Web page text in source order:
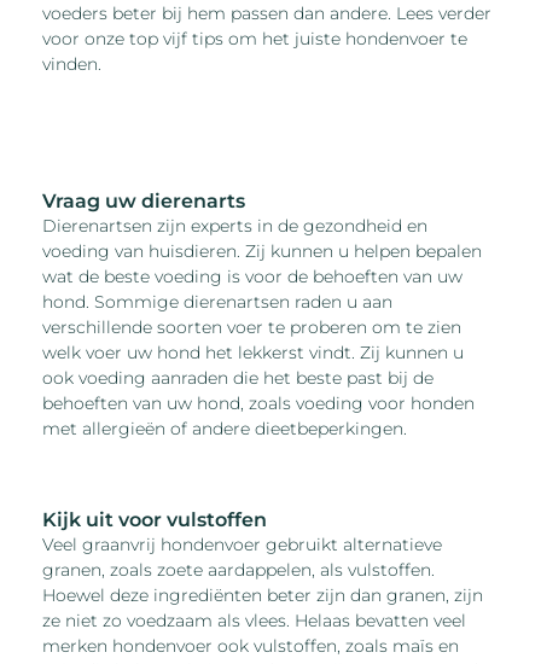
voeders beter bij hem passen dan andere. Lees verder
voor onze top vijf tips om het juiste hondenvoer te
vinden.
Vraag uw dierenarts
Dierenartsen zijn experts in de gezondheid en
voeding van huisdieren. Zij kunnen u helpen bepalen
wat de beste voeding is voor de behoeften van uw
hond. Sommige dierenartsen raden u aan
verschillende soorten voer te proberen om te zien
welk voer uw hond het lekkerst vindt. Zij kunnen u
ook voeding aanraden die het beste past bij de
behoeften van uw hond, zoals voeding voor honden
met allergieën of andere dieetbeperkingen.
Kijk uit voor vulstoffen
Veel graanvrij hondenvoer gebruikt alternatieve
granen, zoals zoete aardappelen, als vulstoffen.
Hoewel deze ingrediënten beter zijn dan granen, zijn
ze niet zo voedzaam als vlees. Helaas bevatten veel
merken hondenvoer ook vulstoffen, zoals maïs en